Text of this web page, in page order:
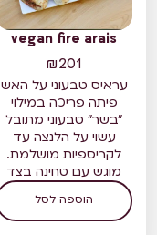
vegan fire arais
₪201
עראיס טבעוני על האש
פיתה פריכה במילוי
"בשר" טבעוני מתובל
עשוי על הלנצה עד
לקריספיות מושלמת.
מוגש עם טחינה בצד
הוספה לסל